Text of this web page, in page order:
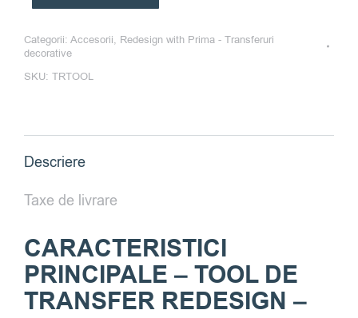
Categorii: Accesorii, Redesign with Prima - Transferuri
decorative
SKU: TRTOOL
Descriere
Taxe de livrare
CARACTERISTICI
PRINCIPALE – TOOL DE
TRANSFER REDESIGN –